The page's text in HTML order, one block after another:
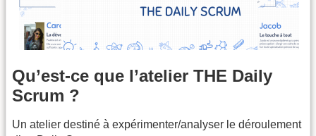
Qu’est-ce que l’atelier THE Daily
Scrum ?
Un atelier destiné à expérimenter/analyser le déroulement